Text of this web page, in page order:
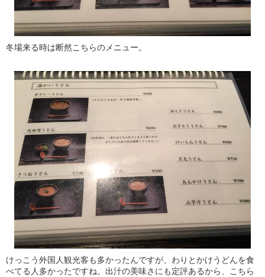
冬場来る時は断然こちらのメニュー。
けっこう外国人観光客も多かったんですが、わりとかけうどんを食
べてる人多かったですね。出汁の美味さにも定評あるから、こちら